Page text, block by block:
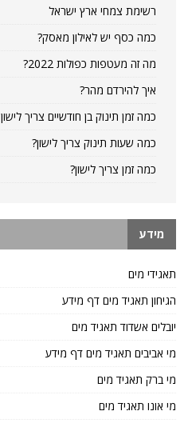
רשימת צמחי ארץ ישראל
כמה כסף יש לאילון מאסק?
מה זה מעטפות כפולות 2022?
איך להירדם מהר?
כמה זמן תינוק בן חודשיים צריך לישון
כמה שעות תינוק צריך לישון?
כמה זמן צריך לישון?
מידע
תאגידי מים
הגיחון תאגיד מים דף מידע
יובלים אשדוד תאגיד מים
מי אביבים תאגיד מים דף מידע
מי ברק תאגיד מים
מי אונו תאגיד מים